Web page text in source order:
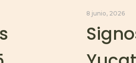
8 junio, 2026